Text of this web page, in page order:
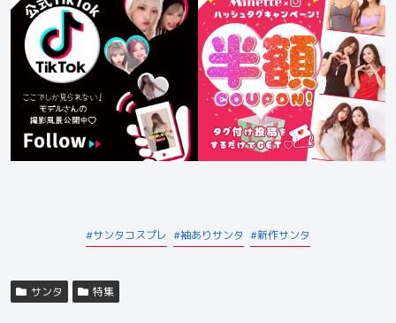
サンタコスプレ 袖ありサンタ 新作サンタ
サンタ 特集